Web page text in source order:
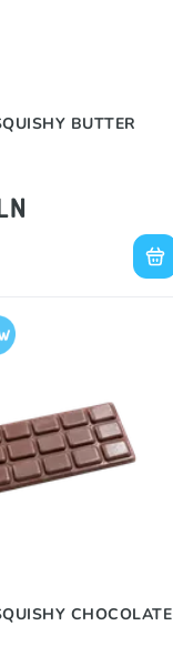
BUTTER
CHOCOLATE